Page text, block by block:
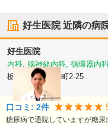
好生医院近隣の病
好生医院
内科, 脳神経内科, 循環器内
栃木県栃木市
倭町2-25
口コミ: 2件
糖尿病で通院していますが糖